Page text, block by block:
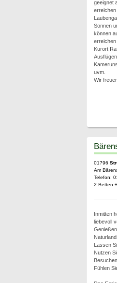
geeignet
erreichen
Sonnen
können
erreichen
Kurort
uvm.
Wir
01796
Am
Telefon:
2 Betten
Inmitten
liebevoll
Lassen
Nutzen
Fühlen